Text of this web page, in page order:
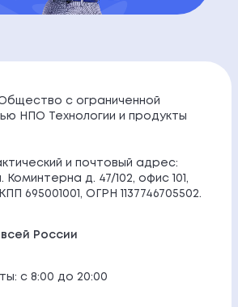
с ограниченной
НПО Технологии и продукты
и почтовый адрес:
Коминтерна д. 47/102, офис 101,
695001001, ОГРН 1137746705502.
всей России
с 8:00 до 20:00